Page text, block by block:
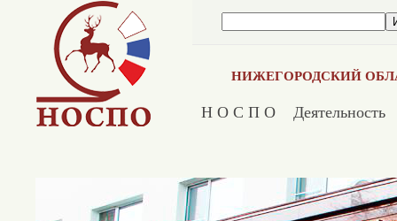
Н О С П О Деятельность
НИЖЕГОРОДСКИЙ